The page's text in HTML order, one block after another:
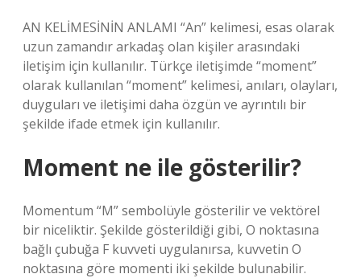
AN KELİMESİNİN ANLAMI “An” kelimesi, esas olarak
uzun zamandır arkadaş olan kişiler arasındaki
iletişim için kullanılır. Türkçe iletişimde “moment”
olarak kullanılan “moment” kelimesi, anıları, olayları,
duyguları ve iletişimi daha özgün ve ayrıntılı bir
şekilde ifade etmek için kullanılır.
Moment ne ile gösterilir?
Momentum “M” sembolüyle gösterilir ve vektörel
bir niceliktir. Şekilde gösterildiği gibi, O noktasına
bağlı çubuğa F kuvveti uygulanırsa, kuvvetin O
noktasına göre momenti iki şekilde bulunabilir.